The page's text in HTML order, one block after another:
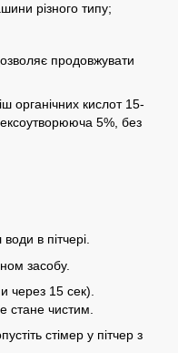
різного типу;
продовжувати
органічних кислот 15-
5%, без
в пітчері.
засобу.
через 15 сек).
стане чистим.
стімер у пітчер з